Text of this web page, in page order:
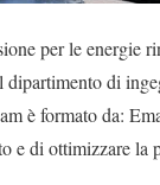
per le energie
di
è formato da:
e di ottimizzare la